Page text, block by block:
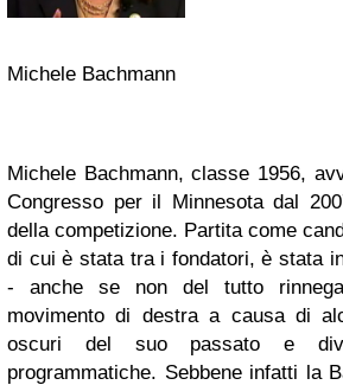
Michele Bachmann
Michele Bachmann, classe 1956,
Congresso per il Minnesota dal
della competizione. Partita come
di cui è stata tra i fondatori, è stata
- anche se non del tutto
movimento di destra a causa di
oscuri del suo passato e
programmatiche. Sebbene infatti la